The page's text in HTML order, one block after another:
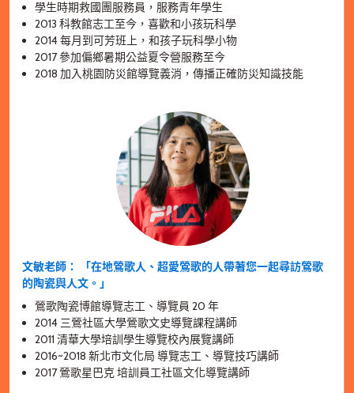
學生時期救國團服務員，服務青年學生
2013 科教館志工至今，喜歡和小孩玩科學
2014 每月到可芳班上，和孩子玩科學小物
2017 參加偏鄉暑期公益夏令營服務至今
2018 加入桃園防災館導覽義消，傳播正確防災知識技能
文敏老師： 「在地鶯歌人、超愛鶯歌的人帶著您一起尋訪鶯歌
的陶瓷與人文。」
鶯歌陶瓷博館導覽志工、導覽員 20 年
2014 三鶯社區大學鶯歌文史導覽課程講師
2011 清華大學培訓學生導覽校內展覽講師
2016~2018 新北市文化局 導覽志工、導覽技巧講師
2017 鶯歌星巴克 培訓員工社區文化導覽講師